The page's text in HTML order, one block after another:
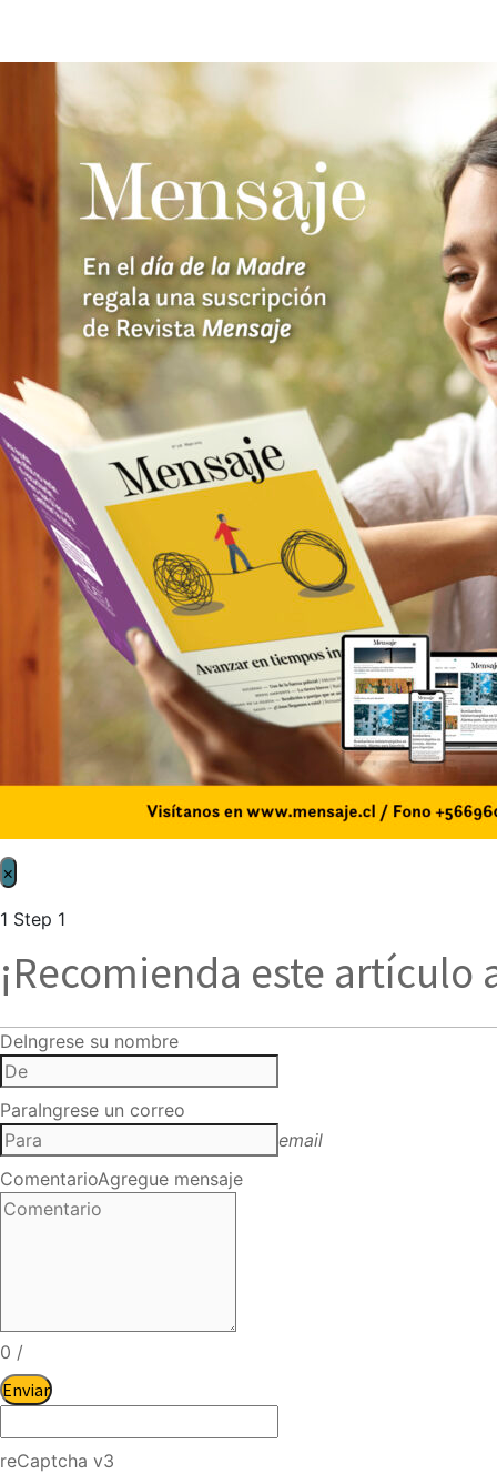
×
1 Step 1
¡Recomienda este artículo
DeIngrese su nombre
ParaIngrese un correo
email
ComentarioAgregue mensaje
0 /
Enviar
reCaptcha v3